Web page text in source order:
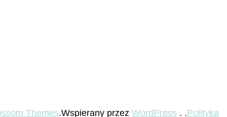
Themes.Wspierany przez WordPress . .Polityka